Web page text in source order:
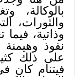
بالوكالة،
والثورات،
وذاتية،
نفوذ وهيمنة
على ذلك
فيتنام كان